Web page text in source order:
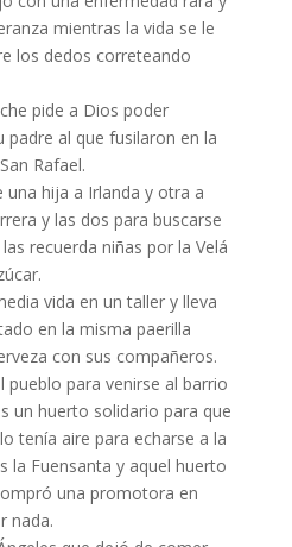
mientras la vida se le
los dedos correteando
pide a Dios poder
padre al que fusilaron en la
Rafael.
una hija a Irlanda y otra a
y las dos para buscarse
recuerda niñas por la Velá
vida en un taller y lleva
en la misma paerilla
con sus compañeros.
pueblo para venirse al barrio
un huerto solidario para que
tenía aire para echarse a la
la Fuensanta y aquel huerto
una promotora en
nada.